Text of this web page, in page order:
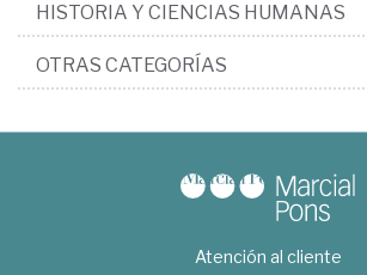
HISTORIA Y CIENCIAS HUMANAS
OTRAS CATEGORÍAS
Atención al cliente